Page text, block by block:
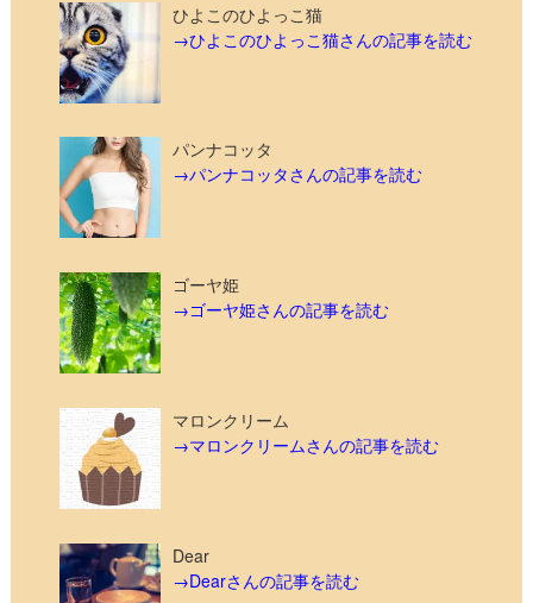
ひよこのひよっこ猫
→ひよこのひよっこ猫さんの記事を読む
パンナコッタ
→パンナコッタさんの記事を読む
ゴーヤ姫
→ゴーヤ姫さんの記事を読む
マロンクリーム
→マロンクリームさんの記事を読む
Dear
→Dearさんの記事を読む